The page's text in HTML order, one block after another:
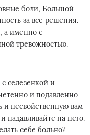
боли, Большой
за все решения.
а именно с
тревожностью.
селезенкой и
и подавленно
и несвойственную вам
надавливайте на него.
себе больно?